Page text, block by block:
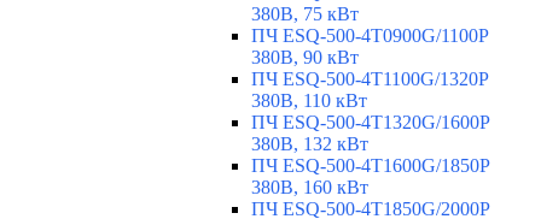
380В, 75 кВт
ПЧ ESQ-500-4T0900G/1100P
380В, 90 кВт
ПЧ ESQ-500-4T1100G/1320P
380В, 110 кВт
ПЧ ESQ-500-4T1320G/1600P
380В, 132 кВт
ПЧ ESQ-500-4T1600G/1850P
380В, 160 кВт
ПЧ ESQ-500-4T1850G/2000P